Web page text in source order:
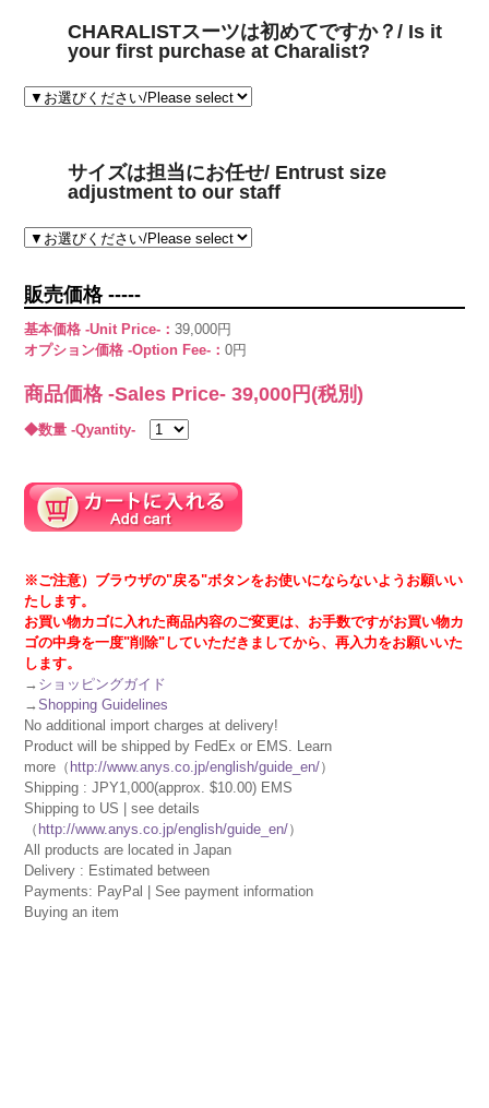
CHARALISTスーツは初めてですか？/ Is it
your first purchase at Charalist?
サイズは担当にお任せ/ Entrust size
adjustment to our staff
販売価格 -----
基本価格 -Unit Price-：39,000円
オプション価格 -Option Fee-：0円
商品価格 -Sales Price-39,000 円(税別)
◆数量 -Qyantity-
※ご注意）ブラウザの"戻る"ボタンをお使いにならないようお願いい
たします。
お買い物カゴに入れた商品内容のご変更は、お手数ですがお買い物カ
ゴの中身を一度"削除"していただきましてから、再入力をお願いいた
します。
→ ショッピングガイド
→Shopping Guidelines
No additional import charges at delivery!
Product will be shipped by FedEx or EMS. Learn
more（ http://www.anys.co.jp/english/guide_en/）
Shipping : JPY1,000(approx. $10.00) EMS
Shipping to US | see details
（ http://www.anys.co.jp/english/guide_en/）
All products are located in Japan
Delivery : Estimated between
Payments: PayPal | See payment information
Buying an item